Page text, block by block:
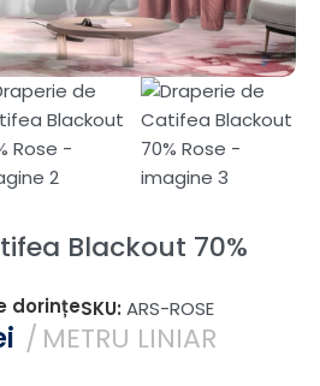
mări
Blackout 70%
dorințeSKU: ARS-ROSE
METRU LINIAR